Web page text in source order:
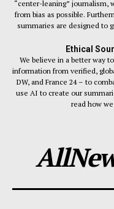
“center-leaning” journalism,
from bias as possible.
summaries are designed to
Ethical
We believe in a better way
information from verified,
DW, and France 24 – to
use AI to create our
read how